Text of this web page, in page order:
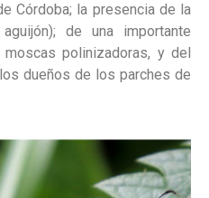
Córdoba; la presencia de la
de una importante
polinizadoras, y del
dueños de los parches de